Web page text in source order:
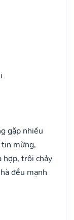
gặp nhiều
tin mừng,
hợp, trôi chảy
đều mạnh